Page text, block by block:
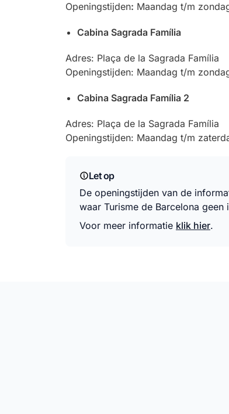
Openingstijden: Maandag t/m
Cabina Sagrada Família
Adres: Plaça de la Sagrada Família
Openingstijden: Maandag t/m
Cabina Sagrada Família 2
Adres: Plaça de la Sagrada Família
Openingstijden: Maandag t/m
Let op
De openingstijden van de
waar Turisme de Barcelona geen
Voor meer informatie klik hier.